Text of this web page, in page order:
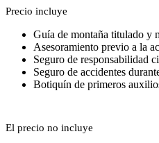
Precio incluye
Guía de montaña titulado
Asesoramiento previo a la
Seguro de responsabilidad
Seguro de accidentes
Botiquín de primeros
El precio no incluye